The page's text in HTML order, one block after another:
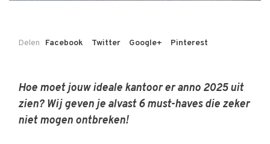
Delen Facebook Twitter Google+ Pinterest
Hoe moet jouw ideale kantoor er anno 2025 uit
zien? Wij geven je alvast 6 must-haves die zeker
niet mogen ontbreken!